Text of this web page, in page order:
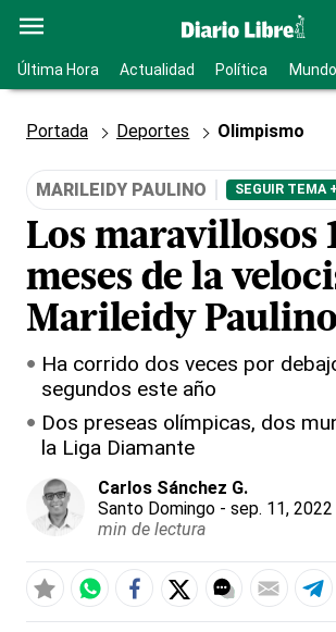
Última Hora Actualidad Política Mundo
Portada Deportes Olimpismo
MARILEIDY PAULINO SEGUIR TEMA +
Los maravillosos
meses de la
Marileidy Paulino
Ha corrido dos veces por
segundos este año
Dos preseas olímpicas, dos
la Liga Diamante
Carlos Sánchez G.
Santo Domingo - sep. 11,
min de lectura